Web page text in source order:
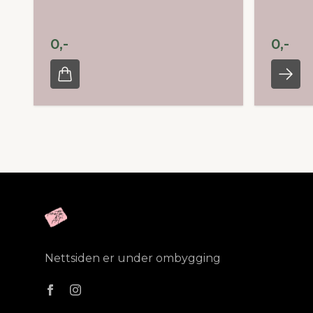
0,- 0,-
Nettsiden er under ombygging